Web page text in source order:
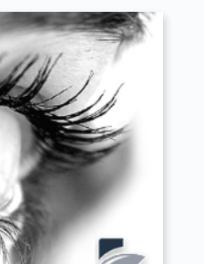
78270
d'Arcy 78390
École 78125
Bonnelles 78830
Bouafle 78410
78113
Bréval 78980
en-Vexin 78440
Bullion 78830